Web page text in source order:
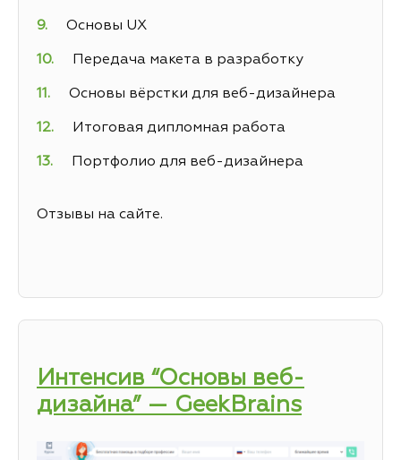
Основы UX
Передача макета в разработку
Основы вёрстки для веб-дизайнера
Итоговая дипломная работа
Портфолио для веб-дизайнера
Отзывы на сайте.
Интенсив “Основы веб-
дизайна” — GeekBrains